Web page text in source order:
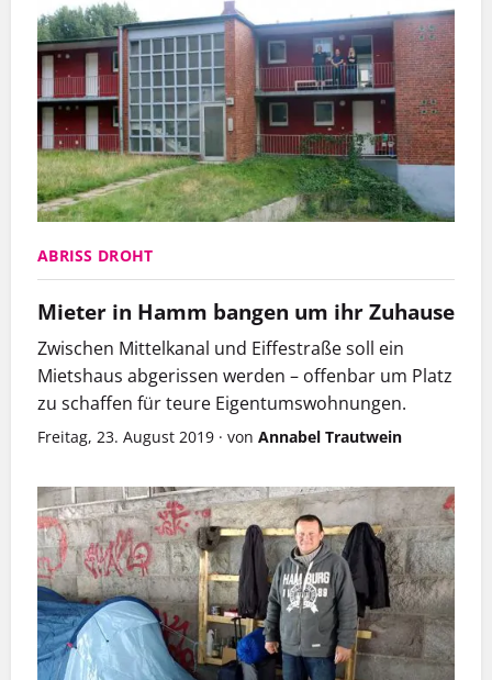
ABRISS DROHT
Mieter in Hamm bangen um ihr Zuhause
Zwischen Mittelkanal und Eiffestraße soll ein
Mietshaus abgerissen werden – offenbar um Platz
zu schaffen für teure Eigentumswohnungen.
Freitag, 23. August 2019 · von Annabel Trautwein